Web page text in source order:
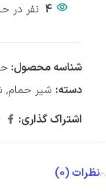
4 نفر در
شناسه محصول:
دسته: شیر حمام,
اشتراک گذاری:
نظرات (0)